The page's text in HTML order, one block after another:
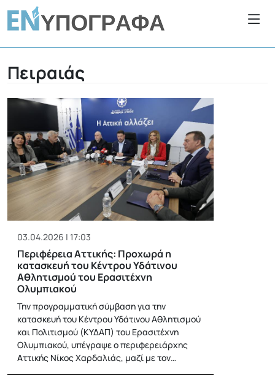
Πειραιάς
03.04.2026 | 17:03
Περιφέρεια Αττικής: Προχωρά η
κατασκευή του Κέντρου Υδάτινου
Αθλητισμού του Ερασιτέχνη
Ολυμπιακού
Την προγραμματική σύμβαση για την
κατασκευή του Κέντρου Υδάτινου Αθλητισμού
και Πολιτισμού (ΚΥΔΑΠ) του Ερασιτέχνη
Ολυμπιακού, υπέγραψε ο περιφερειάρχης
Αττικής Νίκος Χαρδαλιάς, μαζί με τον…